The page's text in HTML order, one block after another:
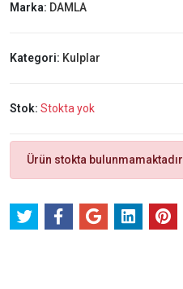
Marka: DAMLA
Kategori: Kulplar
Stok: Stokta yok
Ürün stokta